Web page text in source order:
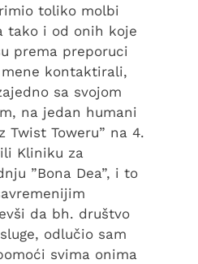
toliko molbi
tako i od onih koje
prema preporuci
kontaktirali,
sa svojom
na jedan humani
Twist Toweru” na 4.
Kliniku za
”Bona Dea”, i to
da bh. društvo
odlučio sam
svima onima